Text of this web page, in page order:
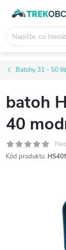
obsah
Batohy 31 - 50
batoh
40
Kód produktu: